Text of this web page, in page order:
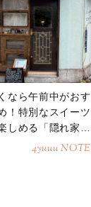
なら午前中がおす
！特別なスイーツ
しめる「隠れ家カ
4yuuu NOTE